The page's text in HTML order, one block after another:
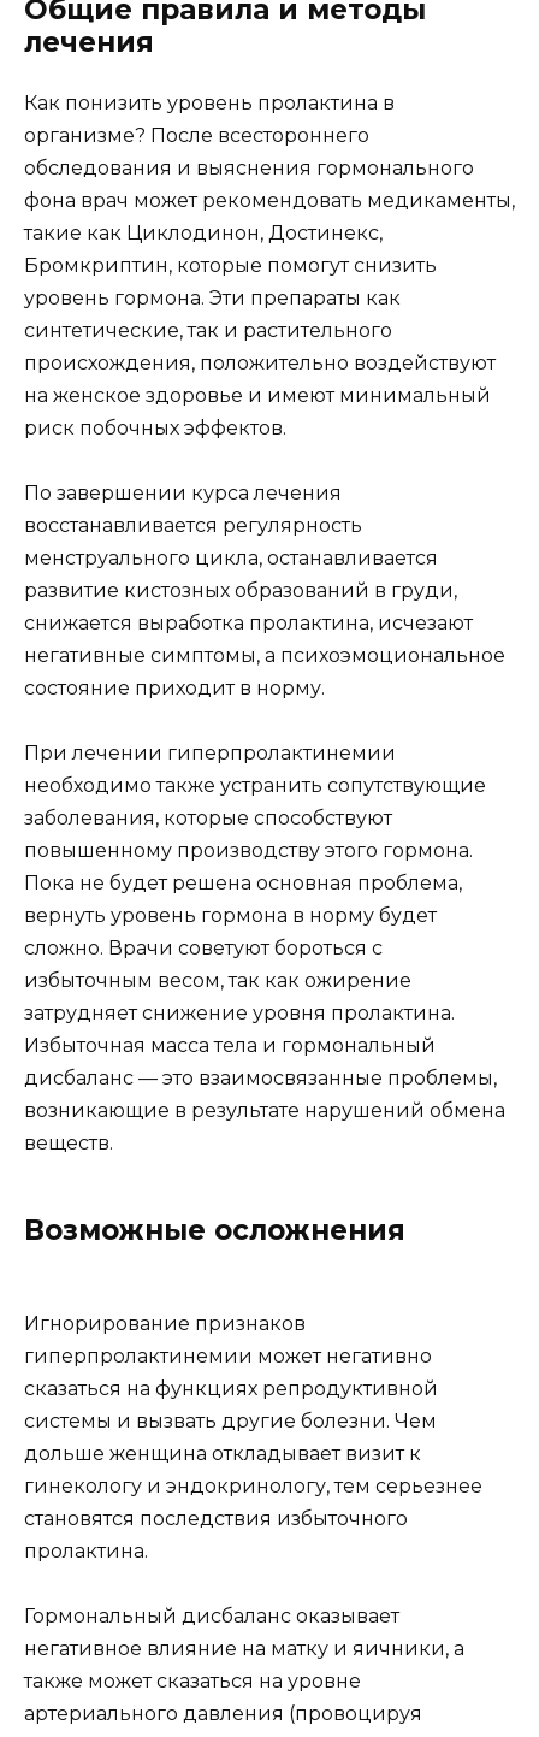
Общие правила и методы
лечения
Как понизить уровень пролактина в
организме? После всестороннего
обследования и выяснения гормонального
фона врач может рекомендовать медикаменты,
такие как Циклодинон, Достинекс,
Бромкриптин, которые помогут снизить
уровень гормона. Эти препараты как
синтетические, так и растительного
происхождения, положительно воздействуют
на женское здоровье и имеют минимальный
риск побочных эффектов.
По завершении курса лечения
восстанавливается регулярность
менструального цикла, останавливается
развитие кистозных образований в груди,
снижается выработка пролактина, исчезают
негативные симптомы, а психоэмоциональное
состояние приходит в норму.
При лечении гиперпролактинемии
необходимо также устранить сопутствующие
заболевания, которые способствуют
повышенному производству этого гормона.
Пока не будет решена основная проблема,
вернуть уровень гормона в норму будет
сложно. Врачи советуют бороться с
избыточным весом, так как ожирение
затрудняет снижение уровня пролактина.
Избыточная масса тела и гормональный
дисбаланс — это взаимосвязанные проблемы,
возникающие в результате нарушений обмена
веществ.
Возможные осложнения
Игнорирование признаков
гиперпролактинемии может негативно
сказаться на функциях репродуктивной
системы и вызвать другие болезни. Чем
дольше женщина откладывает визит к
гинекологу и эндокринологу, тем серьезнее
становятся последствия избыточного
пролактина.
Гормональный дисбаланс оказывает
негативное влияние на матку и яичники, а
также может сказаться на уровне
артериального давления (провоцируя